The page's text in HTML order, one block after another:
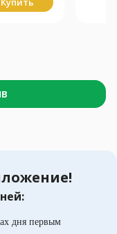
дня первым